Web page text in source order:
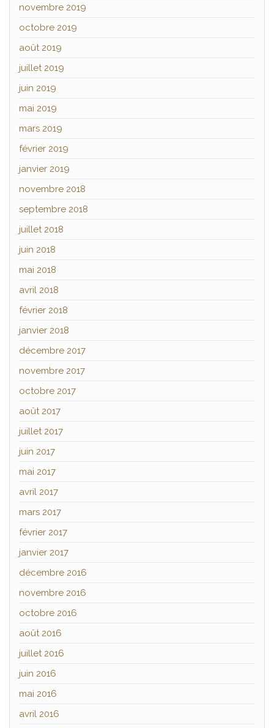
novembre 2019
octobre 2019
août 2019
juillet 2019
juin 2019
mai 2019
mars 2019
février 2019
janvier 2019
novembre 2018
septembre 2018
juillet 2018
juin 2018
mai 2018
avril 2018
février 2018
janvier 2018
décembre 2017
novembre 2017
octobre 2017
août 2017
juillet 2017
juin 2017
mai 2017
avril 2017
mars 2017
février 2017
janvier 2017
décembre 2016
novembre 2016
octobre 2016
août 2016
juillet 2016
juin 2016
mai 2016
avril 2016